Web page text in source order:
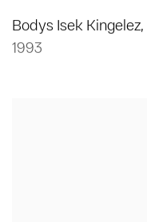
Bodys Isek Kingelez,
1993